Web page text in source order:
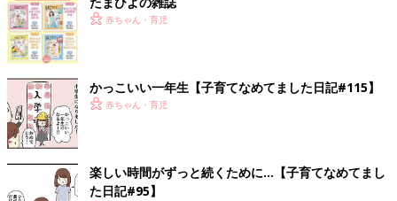
赤ちゃん・育児
かっこいい一年生【子育てなめてました日記#115】
赤ちゃん・育児
楽しい時間がずっと続くために…【子育てなめてまし
た日記#95】